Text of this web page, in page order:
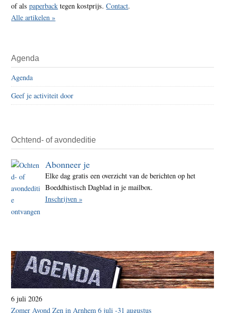
of alspaperback tegen kostprijs.Contact.
Alle artikelen »
Agenda
Agenda
Geef je activiteit door
Ochtend- of avondeditie
Abonneer je
Elke dag gratis een overzicht van de berichten op het
Boeddhistisch Dagblad in je mailbox.
Inschrijven »
6 juli 2026
Zomer Avond Zen in Arnhem 6 juli -31 augustus